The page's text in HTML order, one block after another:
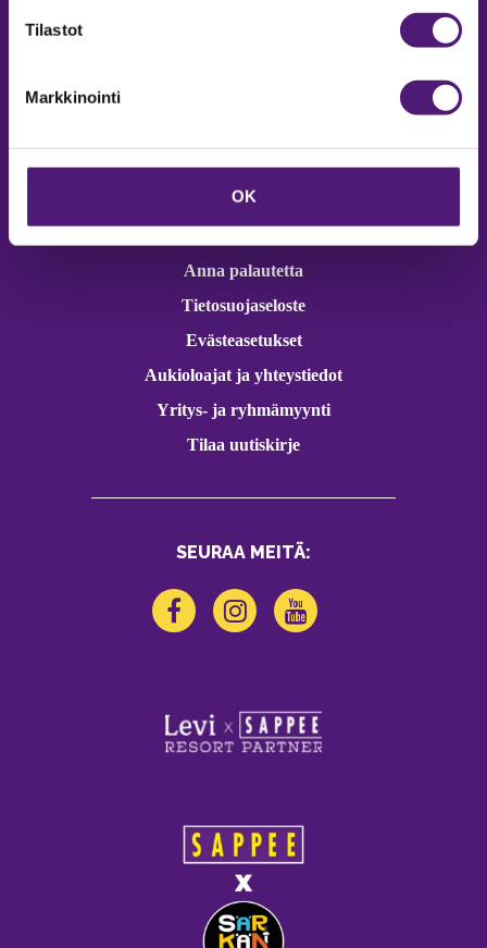
Tilastot
Markkinointi
OK
Vastuullisuus
Ympäristöohjelma
Anna palautetta
Tietosuojaseloste
Evästeasetukset
Aukioloajat ja yhteystiedot
Yritys- ja ryhmämyynti
Tilaa uutiskirje
SEURAA MEITÄ: